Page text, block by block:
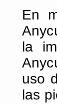
En
la
uso
las